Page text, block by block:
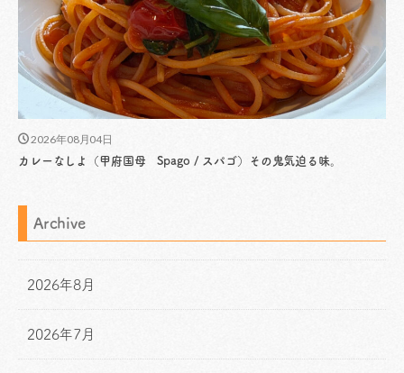
2026年08月04日
カレーなしよ（甲府国母 Spago / スパゴ）その鬼気迫る味。
Archive
2026年8月
2026年7月